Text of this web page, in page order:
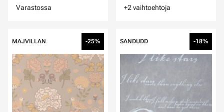
Varastossa
+2 vaihtoehtoja
MAJVILLAN -25% SANDUDD -18%